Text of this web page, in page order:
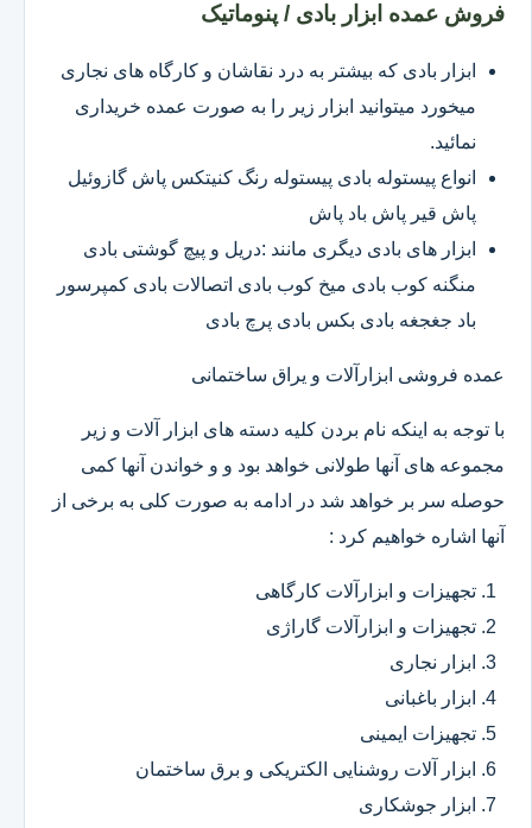
فروش عمده ابزار بادی / پنوماتیک
ابزار بادی که بیشتر به درد نقاشان و کارگاه های نجاری
میخورد میتوانید ابزار زیر را به صورت عمده خریداری
نمائید.
انواع پیستوله بادی پیستوله رنگ کنیتکس پاش گازوئیل
پاش قیر پاش باد پاش
ابزار های بادی دیگری مانند :دریل و پیچ گوشتی بادی
منگنه کوب بادی میخ کوب بادی اتصالات بادی کمپرسور
باد جغجغه بادی بکس بادی پرچ بادی
عمده فروشی ابزارآلات و یراق ساختمانی
با توجه به اینکه نام بردن کلیه دسته های ابزار آلات و زیر
مجموعه های آنها طولانی خواهد بود و و خواندن آنها کمی
حوصله سر بر خواهد شد در ادامه به صورت کلی به برخی از
آنها اشاره خواهیم کرد :
تجهیزات و ابزارآلات کارگاهی
تجهیزات و ابزارآلات گاراژی
ابزار نجاری
ابزار باغبانی
تجهیزات ایمینی
ابزار آلات روشنایی الکتریکی و برق ساختمان
ابزار جوشکاری